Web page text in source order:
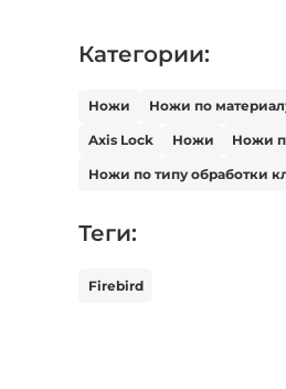
Категории:
Ножи Ножи по
Axis Lock Ножи Ножи
Ножи по типу обработки
Теги:
Firebird